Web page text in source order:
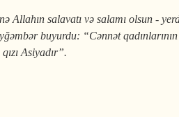
Allahın salavatı və salamı olsun -
buyur­du: “Cənnət
Asiyadır”.